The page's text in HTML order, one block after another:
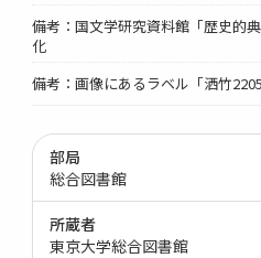
備考：国文学研究資料館「歴史的
化
備考：画像にあるラベル「洒竹
部局
総合図書館
所蔵者
東京大学総合図書館